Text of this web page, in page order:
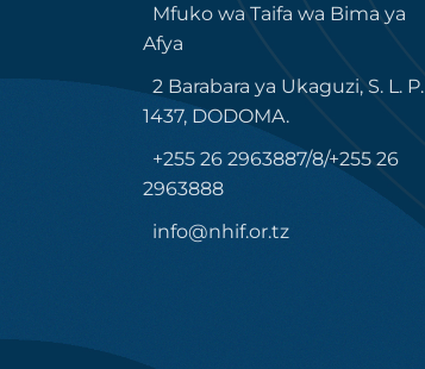
Mfuko wa Taifa wa Bima ya
Afya
2 Barabara ya Ukaguzi, S. L. P.
1437, DODOMA.
+255 26 2963887/8/+255 26
2963888
info@nhif.or.tz